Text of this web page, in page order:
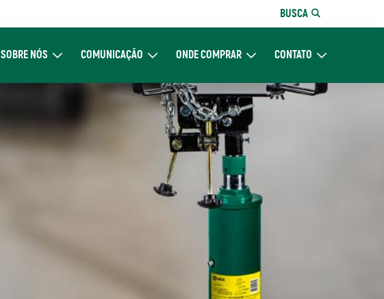
BUSCA
SOBRE NÓSExpand Sobre NósCOMUNICAÇÃOExpand ComunicaçãoONDE COMPRARExpand Onde Comprar
CONTATOExpand Contato